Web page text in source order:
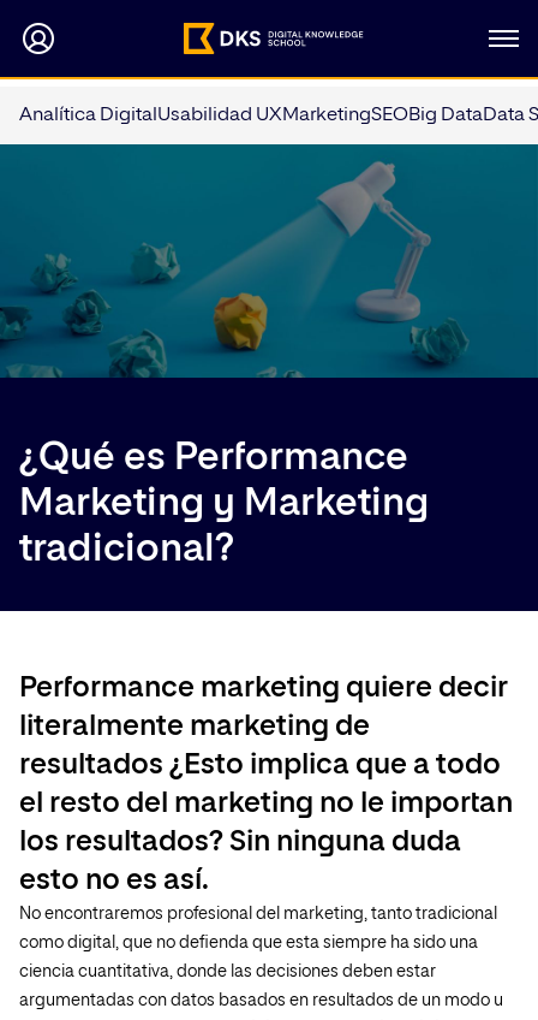
Analítica Digital Usabilidad UXMarketingSEOBig DataData
¿Qué es Performance
Marketing y Marketing
tradicional?
Performance marketing quiere decir
literalmente marketing de
resultados ¿Esto implica que a todo
el resto del marketing no le importan
los resultados? Sin ninguna duda
esto no es así.
No encontraremos profesional del marketing, tanto tradicional
como digital, que no defienda que esta siempre ha sido una
ciencia cuantitativa, donde las decisiones deben estar
argumentadas con datos basados en resultados de un modo u